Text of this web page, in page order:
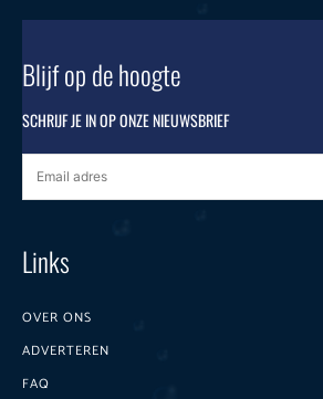
Blijf op de hoogte
SCHRIJF JE IN OP ONZE NIEUWSBRIEF
Links
OVER ONS
ADVERTEREN
FAQ